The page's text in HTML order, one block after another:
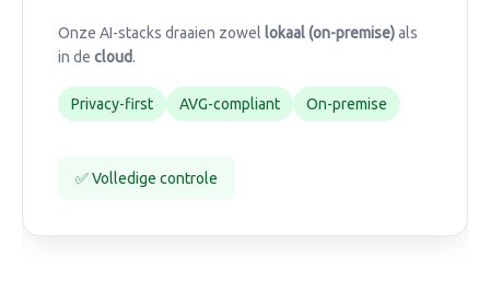
Onze AI-stacks draaien zowel lokaal (on-premise)als
in de cloud.
Privacy-first AVG-compliant On-premise
✅ Volledige controle